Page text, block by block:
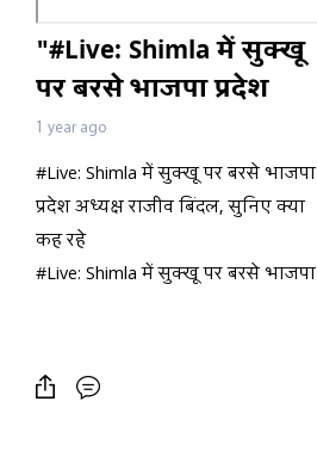
"#Live: Shimla में सुक्खू
पर बरसे भाजपा प्रदेश
अध्यक्ष राजीव बिंदल,
सुनिए क्या कह रहे "
1 year ago
#Live: Shimla में सुक्खू पर बरसे भाजपा
प्रदेश अध्यक्ष राजीव बिंदल, सुनिए क्या
कह रहे
#Live: Shimla में सुक्खू पर बरसे भाजपा
#Live: Shimla में सुक्खू पर बरसे भाजपा
प्रदेश अध्यक्ष राजीव बिंदल, सुनिए क्या